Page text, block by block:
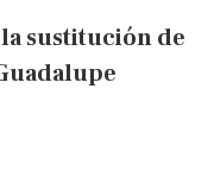
sustitución de